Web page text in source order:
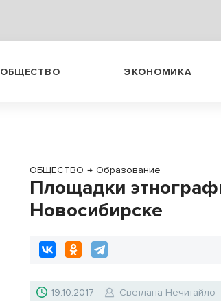
ОБЩЕСТВО ЭКОНОМИКА
ОБЩЕСТВО → Образование
Площадки
Новосибирске
19.10.2017 Светлана Нечитайло